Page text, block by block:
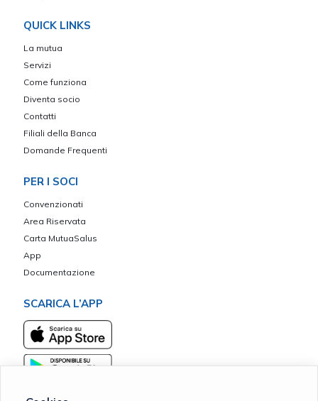
QUICK LINKS
La mutua
Servizi
Come funziona
Diventa socio
Contatti
Filiali della Banca
Domande Frequenti
PER I SOCI
Convenzionati
Area Riservata
Carta MutuaSalus
App
Documentazione
SCARICA L’APP